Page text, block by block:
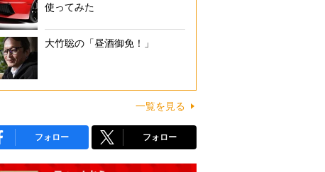
使ってみた
大竹聡の「昼酒御免！」
一覧を見る
フォロー フォロー